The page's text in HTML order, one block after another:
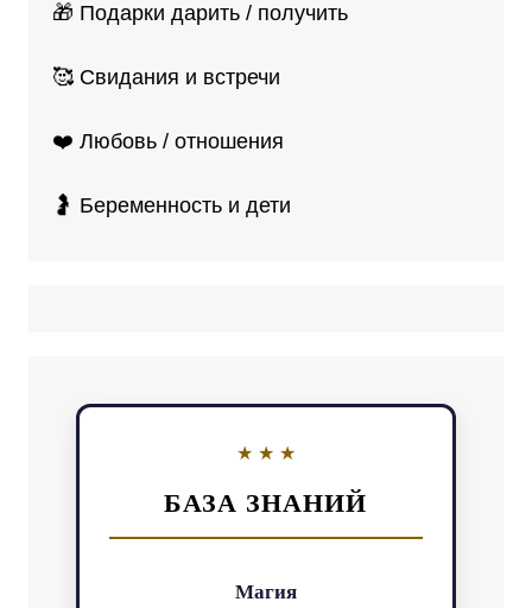
🎁 Подарки дарить / получить
🥰 Свидания и встречи
❤️ Любовь / отношения
🤰 Беременность и дети
БАЗА ЗНАНИЙ
Магия